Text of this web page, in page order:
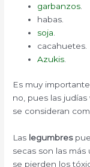
garbanzos
habas.
soja
cacahuetes.
Azukis
Es muy
no, pues las
se consideran
Las legumbres
secas son las
se pierden los